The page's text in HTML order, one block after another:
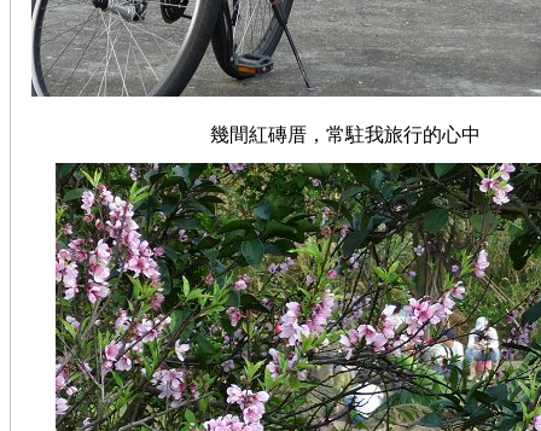
幾間紅磚厝，常駐我旅行的心中